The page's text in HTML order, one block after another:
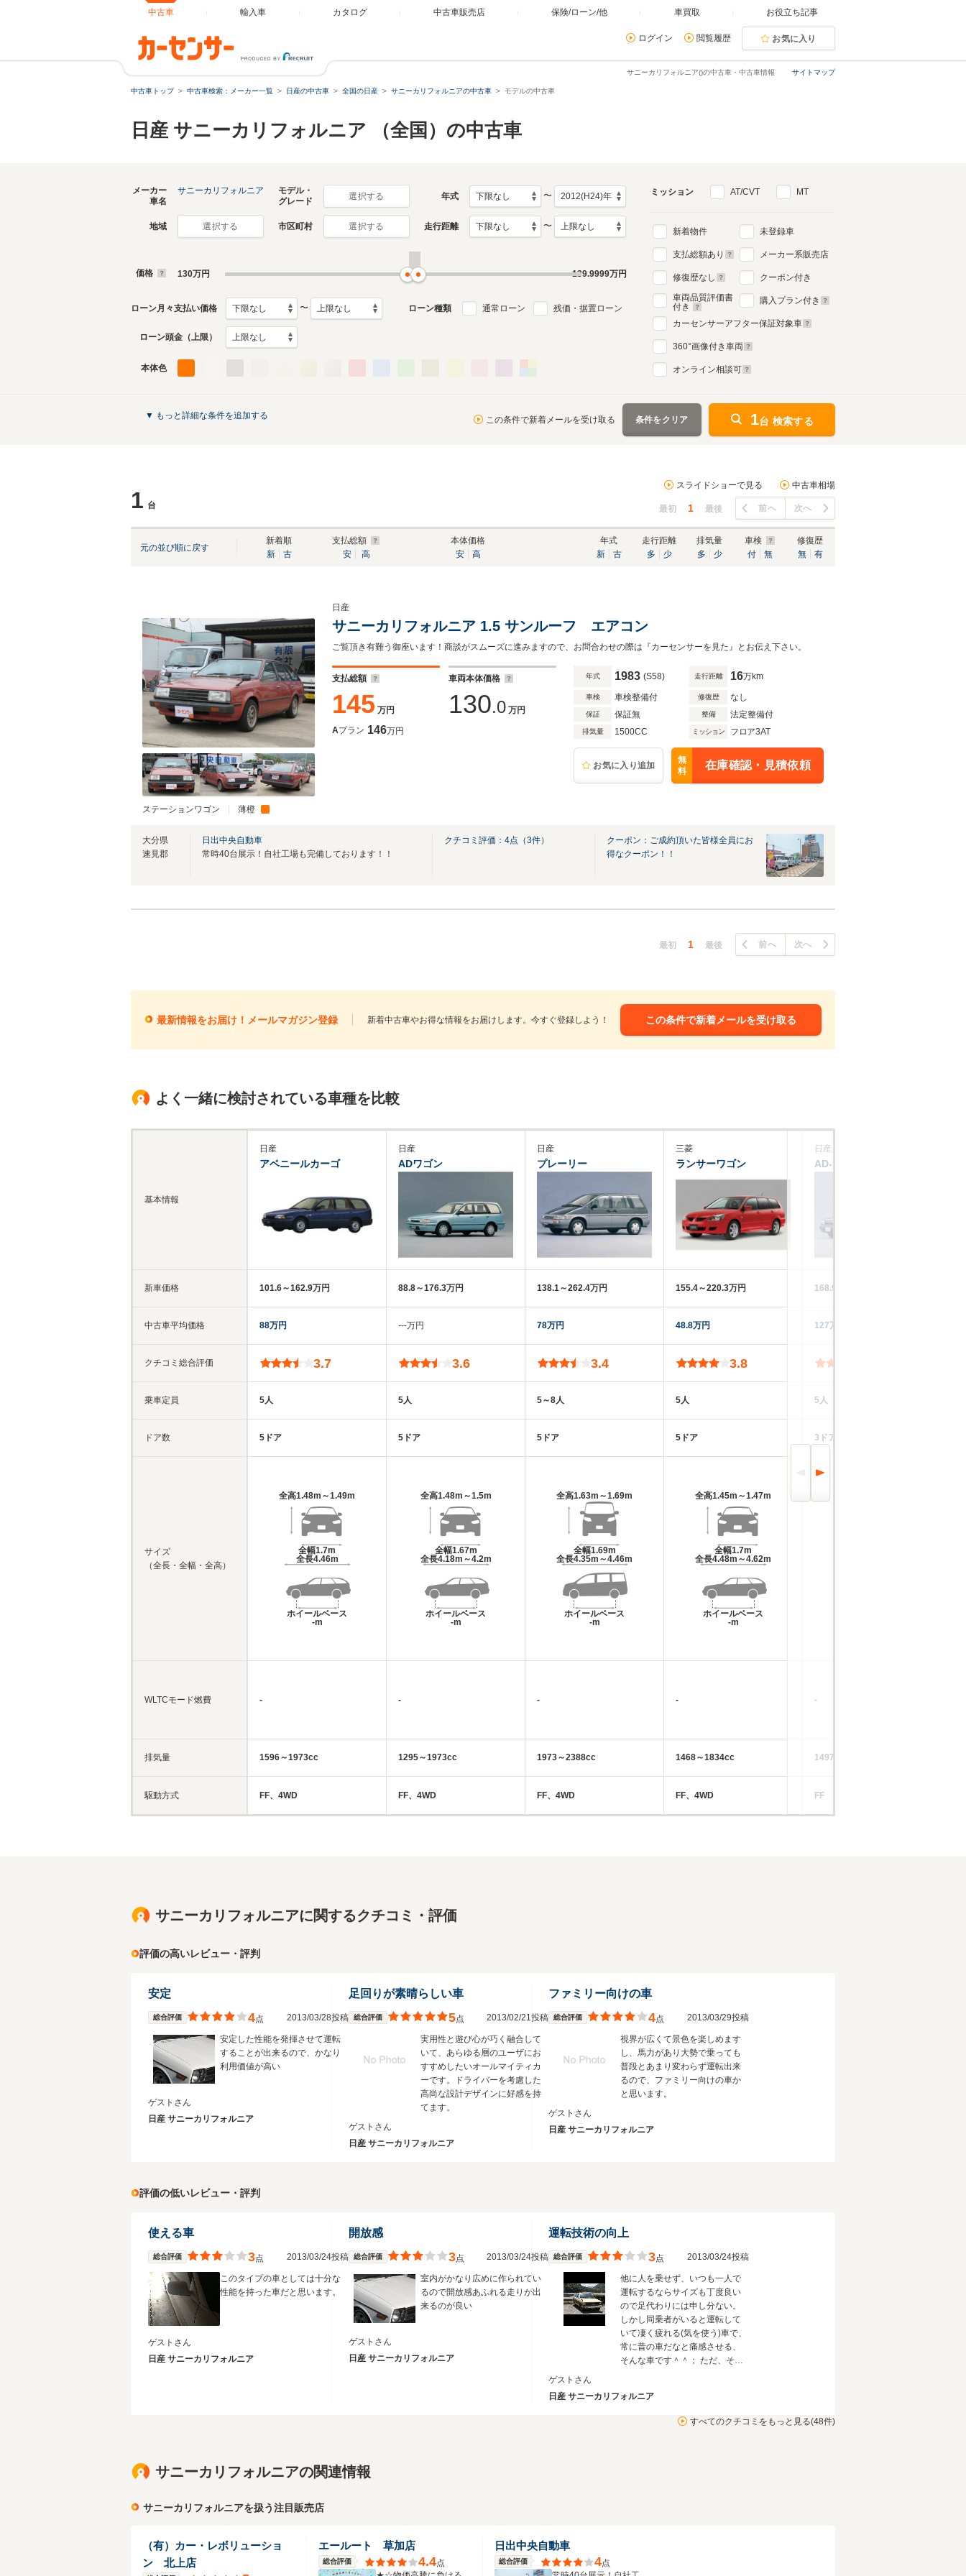
中古車 輸入車 カタログ 中古車販売店 保険/ローン/他 車買取 お役立ち記事
ログイン 閲覧履歴 お気に入り
サイトマップ
サニーカリフォルニア()の中古車・中古車情報
中古車トップ 中古車検索：メーカー一覧 日産の中古車 全国の日産 サニーカリフォルニアの中古車 モデルの中古車
日産 サニーカリフォルニア （全国）の中古車
メーカー
車名
サニーカリフォルニア
モデル・
グレード
選択する 年式 〜
地域 選択する 市区町村 選択する 走行距離 〜
価格 130万円 139.9999万円
ローン月々支払い価格 〜 ローン種類 通常ローン 残価・据置ローン
ローン頭金（上限）
本体色
ミッション AT/CVT MT
新着物件
支払総額あり
修復歴なし
車両品質評価書
付き
未登録車
メーカー系販売店
クーポン付き
購入プラン付き
カーセンサーアフター保証対象車
360°画像付き車両
オンライン相談可
▼ もっと詳細な条件を追加する この条件で新着メールを受け取る 条件をクリア 1台 検索する
1 台
スライドショーで見る 中古車相場
最初 1 最後 前へ 次へ
元の並び順に戻す
新着順
新
古
支払総額
安
高
本体価格
安
高
年式
新
古
走行距離
多
少
排気量
多
少
車検
付
無
修復歴
無
有
ステーションワゴン 薄橙
日産
サニーカリフォルニア 1.5 サンルーフ エアコン
ご覧頂き有難う御座います！商談がスムーズに進みますので、お問合わせの際は『カーセンサーを見た』とお伝え下さい。
支払総額
145 万円
車両本体価格
130.0 万円
Aプラン 146万円
年式 1983 (S58) 走行距離 16万km
車検 車検整備付 修復歴 なし
保証 保証無 整備 法定整備付
排気量 1500CC ミッション フロア3AT
お気に入り追加
無
料
在庫確認・見積依頼
大分県
速見郡
日出中央自動車
常時40台展示！自社工場も完備しております！！
クチコミ評価： 4点（3件）
クーポン：ご成約頂いた皆様全員にお
得なクーポン！！
最初 1 最後 前へ 次へ
最新情報をお届け！メールマガジン登録 新着中古車やお得な情報をお届けします。今すぐ登録しよう！ この条件で新着メールを受け取る
よく一緒に検討されている車種を比較
基本情報
新車価格
中古車平均価格
クチコミ総合評価
乗車定員
ドア数
サイズ
（全長・全幅・全高）
WLTCモード燃費
排気量
駆動方式
日産
アベニールカーゴ
101.6～162.9万円
88万円
3.7
5人
5ドア
全高1.48m～1.49m
全幅1.7m
全長4.46m
ホイールベース
-m
-
1596～1973cc
FF、4WD
日産
ADワゴン
88.8～176.3万円
‐‐‐万円
3.6
5人
5ドア
全高1.48m～1.5m
全幅1.67m
全長4.18m～4.2m
ホイールベース
-m
-
1295～1973cc
FF、4WD
日産
プレーリー
138.1～262.4万円
78万円
3.4
5～8人
5ドア
全高1.63m～1.69m
全幅1.69m
全長4.35m～4.46m
ホイールベース
-m
-
1973～2388cc
FF、4WD
三菱
ランサーワゴン
155.4～220.3万円
48.8万円
3.8
5人
5ドア
全高1.45m～1.47m
全幅1.7m
全長4.48m～4.62m
ホイールベース
-m
-
1468～1834cc
FF、4WD
日産
AD-MAXワゴン
168.9～188.3万円
127万円
5人
3ドア
-
1497cc
FF
サニーカリフォルニアに関するクチコミ・評価
評価の高いレビュー・評判
安定
総合評価 4点 2013/03/28投稿
安定した性能を発揮させて運転
することが出来るので、かなり
利用価値が高い
ゲストさん
日産 サニーカリフォルニア
足回りが素晴らしい車
総合評価 5点 2013/02/21投稿
実用性と遊び心が巧く融合して
いて、あらゆる層のユーザにお
すすめしたいオールマイティカ
ーです。ドライバーを考慮した
高尚な設計デザインに好感を持
てます。
ゲストさん
日産 サニーカリフォルニア
ファミリー向けの車
総合評価 4点 2013/03/29投稿
視界が広くて景色を楽しめます
し、馬力があり大勢で乗っても
普段とあまり変わらず運転出来
るので、ファミリー向けの車か
と思います。
ゲストさん
日産 サニーカリフォルニア
評価の低いレビュー・評判
使える車
総合評価 3点 2013/03/24投稿
このタイプの車としては十分な
性能を持った車だと思います。
ゲストさん
日産 サニーカリフォルニア
開放感
総合評価 3点 2013/03/24投稿
室内がかなり広めに作られてい
るので開放感あふれる走りが出
来るのが良い
ゲストさん
日産 サニーカリフォルニア
運転技術の向上
総合評価 3点 2013/03/24投稿
他に人を乗せず、いつも一人で
運転するならサイズも丁度良い
ので足代わりには申し分ない。
しかし同乗者がいると運転して
いて凄く疲れる(気を使う)車で、
常に昔の車だなと痛感させる、
そんな車です＾＾； ただ、その
いように操作するかを考えなが
ら運転しなければならないので
運転技術の向上にはもってこい
ゲストさん
日産 サニーカリフォルニア
すべてのクチコミをもっと見る(48件)
サニーカリフォルニアの関連情報
サニーカリフォルニアを扱う注目販売店
（有）カー・レボリューショ
ン 北上店
エールート 草加店
総合評価 4.4点
日出中央自動車
総合評価 4点